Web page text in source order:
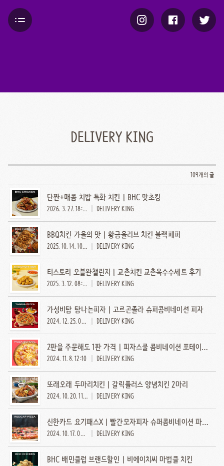
DELIVERY KING
109개의 글
단짠+매콤 치밥 특화 치킨 | BHC 맛초킹
2026. 3. 27. 18:00 DELIVERY KING
BBQ치킨 가을의 맛 | 황금올리브 치킨 블랙페퍼
2025. 10. 14. 10:10 DELIVERY KING
티스토리 오블완챌린지 | 교촌치킨 교촌옥수수세트 후기
2025. 3. 12. 08:30 DELIVERY KING
가성비탑 탐나는피자 | 고르곤졸라 슈퍼콤비네이션 피자
2024. 12. 25. 06:30 DELIVERY KING
2판을 주문해도 1판 가격 | 피자스쿨 콤비네이션 포테이토 피자
2024. 11. 8. 12:10 DELIVERY KING
또래오래 두마리치킨 | 갈릭플러스 양념치킨 2마리
2024. 10. 20. 11:10 DELIVERY KING
신한카드 요기패스X | 빨간모자피자 슈퍼콤비네이션 파스타세트
2024. 10. 17. 07:10 DELIVERY KING
BHC 배민클럽 브랜드할인 | 비에이치씨 마법클 치킨